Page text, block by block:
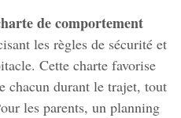
de comportement
les règles de sécurité et
Cette charte favorise
chacun durant le trajet, tout
les parents, un planning